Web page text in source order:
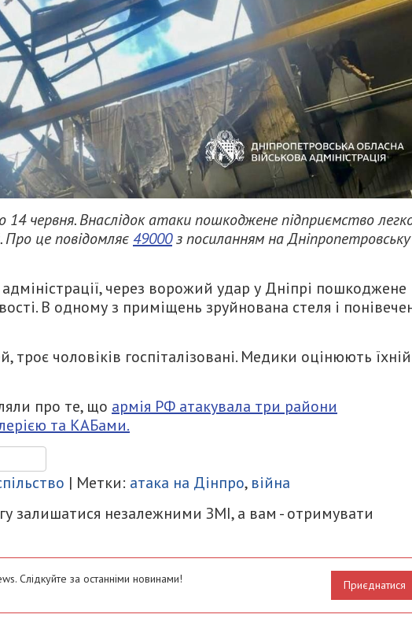
червня. Внаслідок атаки пошкоджене підприємство
це повідомляє49000з посиланням на Дніпропетровську
через ворожий удар у Дніпрі пошкоджене
В одному з приміщень зруйнована стеля і
чоловіків госпіталізовані. Медики оцінюють їхній
про те, що армія РФ атакувала три райони
та КАБами.
| Метки: атака на Дінпро, війна
залишатися незалежними ЗМІ, а вам - отримувати
Слідкуйте за останніми новинами! Приєднатися